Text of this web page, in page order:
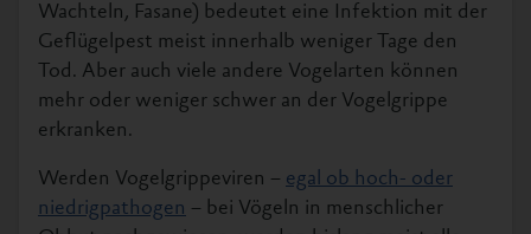
Wachteln, Fasane) bedeutet eine Infektion mit der
Geflügelpest meist innerhalb weniger Tage den
Tod. Aber auch viele andere Vogelarten können
mehr oder weniger schwer an der Vogelgrippe
erkranken.
Werden Vogelgrippeviren – egal ob hoch- oder
niedrigpathogen – bei Vögeln in menschlicher